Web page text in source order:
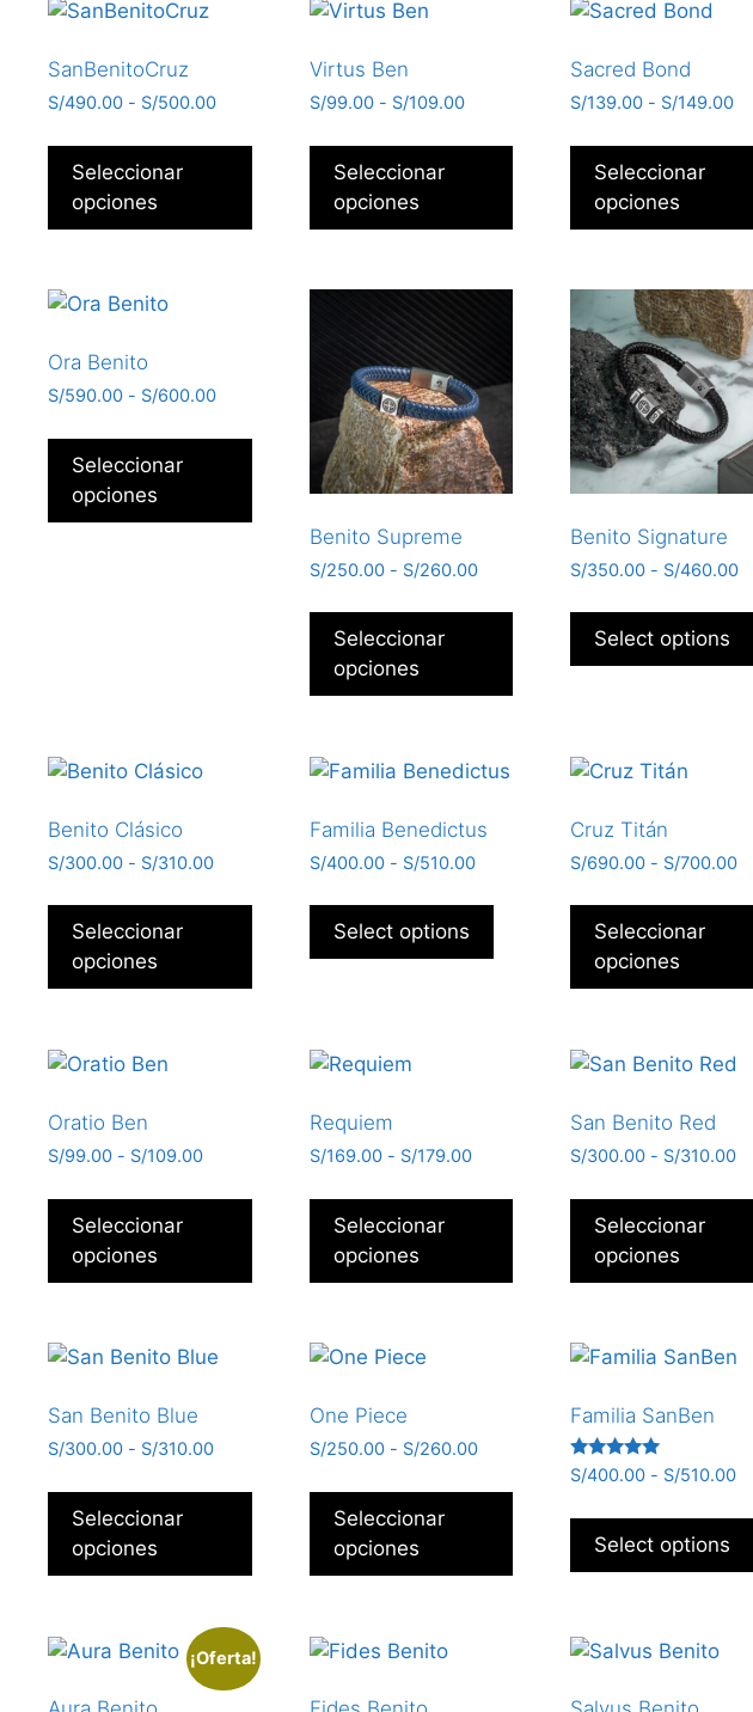
SanBenitoCruz
S/490.00 - S/500.00
Seleccionar
opciones
Virtus Ben
S/99.00 - S/109.00
Seleccionar
opciones
Sacred Bond
S/139.00 - S/149.00
Seleccionar
opciones
Ora Benito
S/590.00 - S/600.00
Seleccionar
opciones
Benito Supreme
S/250.00 - S/260.00
Seleccionar
opciones
Benito Signature
S/350.00 - S/460.00
Select options
Benito Clásico
S/300.00 - S/310.00
Seleccionar
opciones
Familia Benedictus
S/400.00 - S/510.00
Select options
Cruz Titán
S/690.00 - S/700.00
Seleccionar
opciones
Oratio Ben
S/99.00 - S/109.00
Seleccionar
opciones
Requiem
S/169.00 - S/179.00
Seleccionar
opciones
San Benito Red
S/300.00 - S/310.00
Seleccionar
opciones
San Benito Blue
S/300.00 - S/310.00
Seleccionar
opciones
One Piece
S/250.00 - S/260.00
Seleccionar
opciones
Familia SanBen
Valorado
con
de 5
S/400.00 - S/510.00
Select options
¡Oferta!